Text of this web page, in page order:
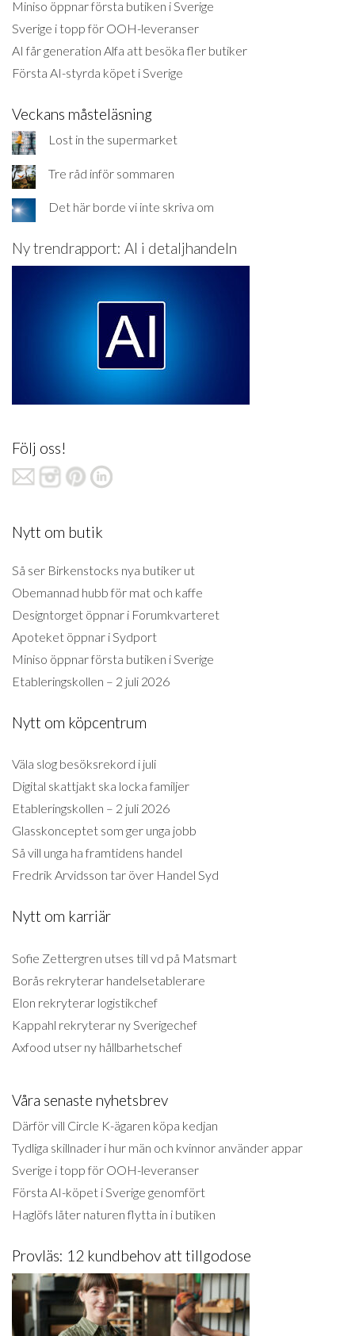
Miniso öppnar första butiken i Sverige
Sverige i topp för OOH-leveranser
AI får generation Alfa att besöka fler butiker
Första AI-styrda köpet i Sverige
Veckans måsteläsning
Lost in the supermarket
Tre råd inför sommaren
Det här borde vi inte skriva om
Ny trendrapport: AI i detaljhandeln
Följ oss!
Nytt om butik
Så ser Birkenstocks nya butiker ut
Obemannad hubb för mat och kaffe
Designtorget öppnar i Forumkvarteret
Apoteket öppnar i Sydport
Miniso öppnar första butiken i Sverige
Etableringskollen – 2 juli 2026
Nytt om köpcentrum
Väla slog besöksrekord i juli
Digital skattjakt ska locka familjer
Etableringskollen – 2 juli 2026
Glasskonceptet som ger unga jobb
Så vill unga ha framtidens handel
Fredrik Arvidsson tar över Handel Syd
Nytt om karriär
Sofie Zettergren utses till vd på Matsmart
Borås rekryterar handelsetablerare
Elon rekryterar logistikchef
Kappahl rekryterar ny Sverigechef
Axfood utser ny hållbarhetschef
Våra senaste nyhetsbrev
Därför vill Circle K-ägaren köpa kedjan
Tydliga skillnader i hur män och kvinnor använder appar
Sverige i topp för OOH-leveranser
Första AI-köpet i Sverige genomfört
Haglöfs låter naturen flytta in i butiken
Provläs: 12 kundbehov att tillgodose